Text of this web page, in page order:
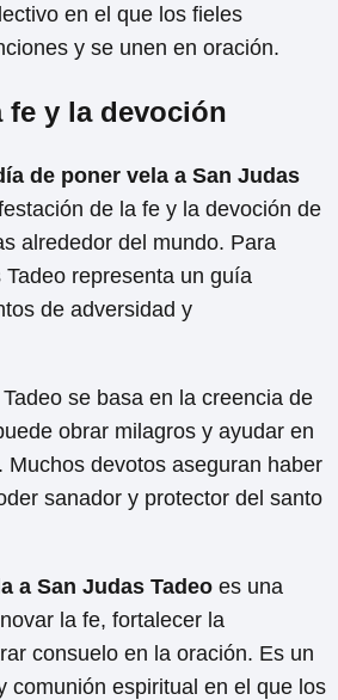
en el que los fieles
y se unen en oración.
fe y la devoción
de poner vela a San Judas
de la fe y la devoción de
alrededor del mundo. Para
representa un guía
de adversidad y
se basa en la creencia de
obrar milagros y ayudar en
Muchos devotos aseguran haber
sanador y protector del santo
a San Judas Tadeo es una
la fe, fortalecer la
consuelo en la oración. Es un
comunión espiritual en el que los